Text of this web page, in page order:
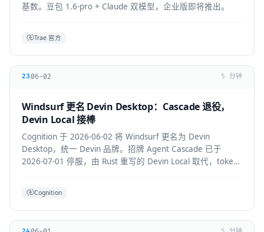
基数。豆包 1.6-pro + Claude 双模型，企业版即将推出。
Trae 官方
23 06-02 5 分钟
Windsurf 更名 Devin Desktop：Cascade 退役，
Devin Local 接棒
Cognition 于 2026-06-02 将 Windsurf 更名为 Devin
Desktop，统一 Devin 品牌。招牌 Agent Cascade 已于
2026-07-01 停服，由 Rust 重写的 Devin Local 取代，token
Cognition